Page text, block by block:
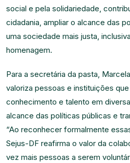
social e pela solidariedade,
cidadania, ampliar o alcance das
uma sociedade mais justa,
homenagem.
Para a secretária da pasta,
valoriza pessoas e instituições
conhecimento e talento em
alcance das políticas públicas e
“Ao reconhecer formalmente
Sejus-DF reafirma o valor da
vez mais pessoas a serem